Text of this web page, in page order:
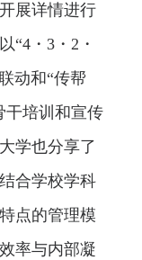
展详情进行
“4・3・2・
动和“传帮
干培训和宣传
学也分享了
合学校学科
点的管理模
率与内部凝